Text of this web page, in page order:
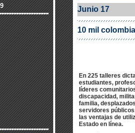
Junio 17
10 mil
En 225 talleres
estudiantes,
líderes
discapacidad,
familia,
servidores
las ventajas de
Estado en línea.